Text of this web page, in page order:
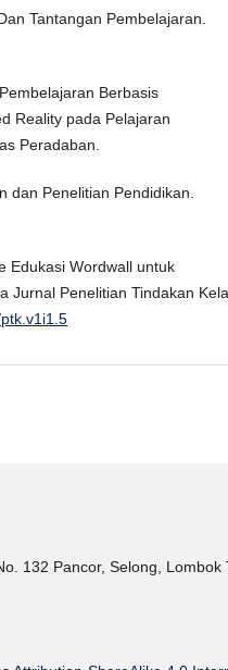
Tantangan Pembelajaran.
Berbasis
Reality pada Pelajaran
Peradaban.
dan Penelitian Pendidikan.
Edukasi Wordwall untuk
Jurnal Penelitian Tindakan
132 Pancor, Selong,